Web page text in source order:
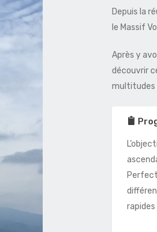
Depuis la
le Massif
Après y
découvrir
multitudes